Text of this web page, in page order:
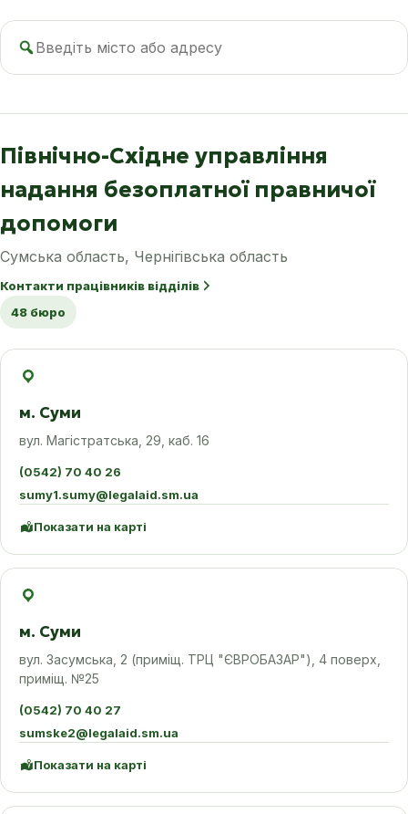
Пошук
бюро
Північно-Східне управління
надання безоплатної правничої
допомоги
Сумська область, Чернігівська область
Контакти працівників відділів
48 бюро
м. Суми
вул. Магістратська, 29, каб. 16
(0542) 70 40 26
sumy1.sumy@legalaid.sm.ua
Показати на карті
м. Суми
вул. Засумська, 2 (приміщ. ТРЦ "ЄВРОБАЗАР"), 4 поверх,
приміщ. №25
(0542) 70 40 27
sumske2@legalaid.sm.ua
Показати на карті